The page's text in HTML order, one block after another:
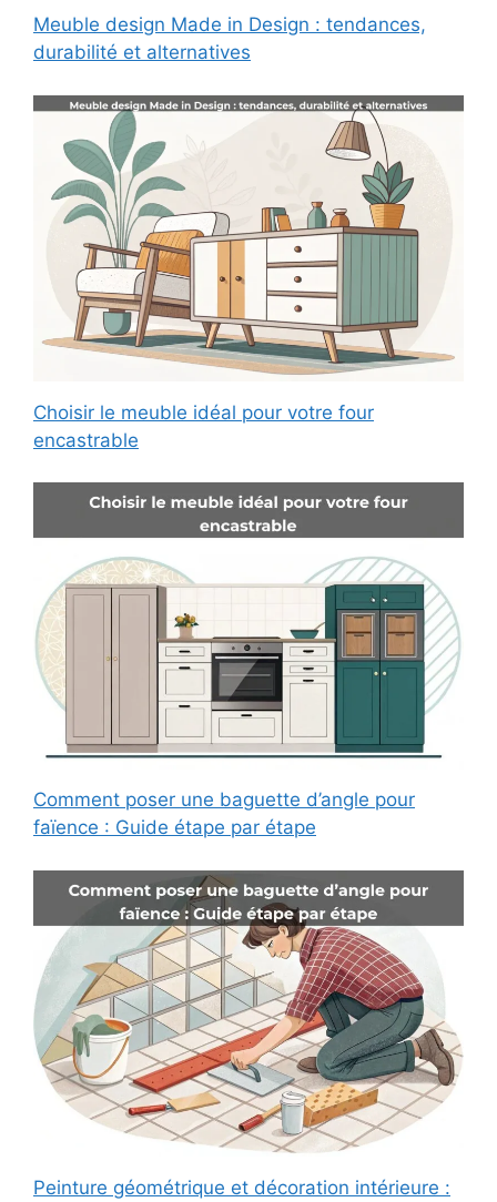
Meuble design Made in Design : tendances,
durabilité et alternatives
Choisir le meuble idéal pour votre four
encastrable
Comment poser une baguette d’angle pour
faïence : Guide étape par étape
Peinture géométrique et décoration intérieure :